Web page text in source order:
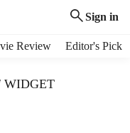
Sign in
Review Editor's Pick
WIDGET